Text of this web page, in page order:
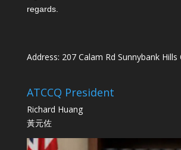
regards.
Address: 207 Calam Rd Sunnybank Hills
ATCCQ President
Richard Huang
黃元佐